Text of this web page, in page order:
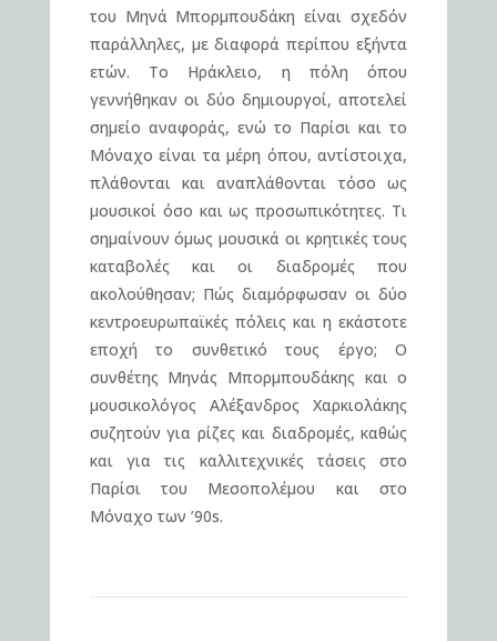
του Μηνά Μπορμπουδάκη είναι σχεδόν
παράλληλες, με διαφορά περίπου εξήντα
ετών. Το Ηράκλειο, η πόλη όπου
γεννήθηκαν οι δύο δημιουργοί, αποτελεί
σημείο αναφοράς, ενώ το Παρίσι και το
Μόναχο είναι τα μέρη όπου, αντίστοιχα,
πλάθονται και αναπλάθονται τόσο ως
μουσικοί όσο και ως προσωπικότητες. Τι
σημαίνουν όμως μουσικά οι κρητικές τους
καταβολές και οι διαδρομές που
ακολούθησαν; Πώς διαμόρφωσαν οι δύο
κεντροευρωπαϊκές πόλεις και η εκάστοτε
εποχή το συνθετικό τους έργο; Ο
συνθέτης Μηνάς Μπορμπουδάκης και ο
μουσικολόγος Αλέξανδρος Χαρκιολάκης
συζητούν για ρίζες και διαδρομές, καθώς
και για τις καλλιτεχνικές τάσεις στο
Παρίσι του Μεσοπολέμου και στο
Μόναχο των ’90s.